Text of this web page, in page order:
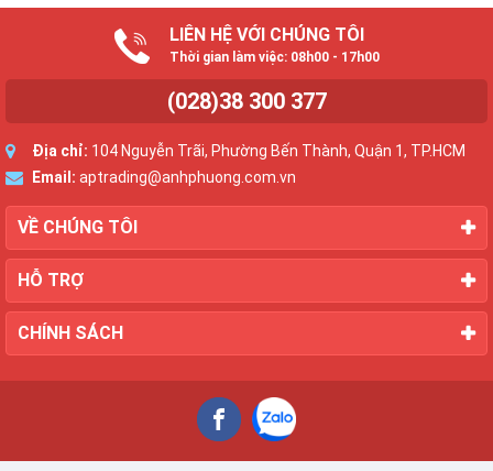
LIÊN HỆ VỚI CHÚNG TÔI
Thời gian làm việc: 08h00 - 17h00
(028)38 300 377
Địa chỉ: 104 Nguyễn Trãi, Phường Bến Thành, Quận 1, TP.HCM
Email: aptrading@anhphuong.com.vn
VỀ CHÚNG TÔI
HỖ TRỢ
CHÍNH SÁCH